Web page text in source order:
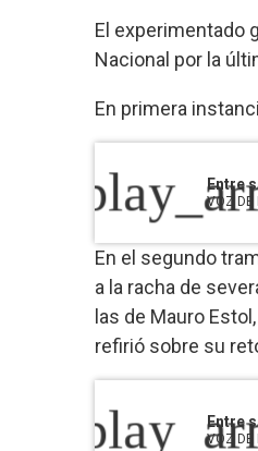
El experimentado
Nacional por la
En primera
Entre
VOZ DE
En el segundo
a la racha de
las de Mauro
refirió sobre su
Entre
VOZ DE